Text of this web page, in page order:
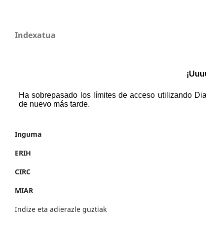
Indexatua
Inguma
ERIH
CIRC
MIAR
Indize eta adierazle guztiak